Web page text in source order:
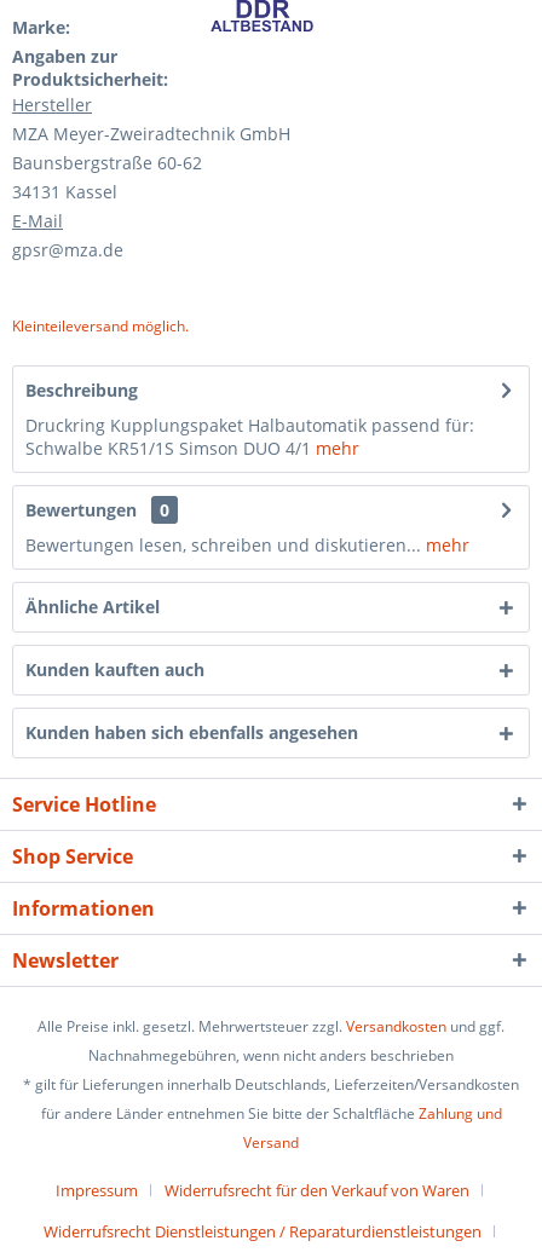
Marke:
Angaben zur
Produktsicherheit:
Hersteller
MZA Meyer-Zweiradtechnik GmbH
Baunsbergstraße 60-62
34131 Kassel
E-Mail
gpsr@mza.de
Kleinteileversand möglich.
Beschreibung
Druckring Kupplungspaket Halbautomatik passend für:
Schwalbe KR51/1S Simson DUO 4/1 mehr
Bewertungen
0
Bewertungen lesen, schreiben und diskutieren... mehr
Ähnliche Artikel
Kunden kauften auch
Kunden haben sich ebenfalls angesehen
Service Hotline
Shop Service
Informationen
Newsletter
Alle Preise inkl. gesetzl. Mehrwertsteuer zzgl.Versandkosten und ggf.
Nachnahmegebühren, wenn nicht anders beschrieben
* gilt für Lieferungen innerhalb Deutschlands, Lieferzeiten/Versandkosten
für andere Länder entnehmen Sie bitte der Schaltfläche Zahlung und
Versand
Impressum
Widerrufsrecht für den Verkauf von Waren
Widerrufsrecht Dienstleistungen / Reparaturdienstleistungen